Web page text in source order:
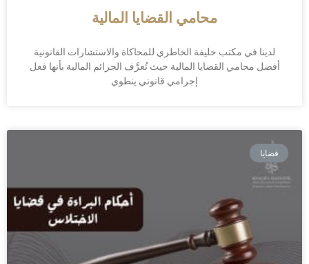
محامي القضايا المالية
لدينا في مكتب خليفة الخاطري للمحاكاة والاستشارات القانونية
أفضل محامي القضايا المالية حيث تُعرَّف الجرائم المالية بأنها فعل
إجرامي قانوني ينطوي
قضايا